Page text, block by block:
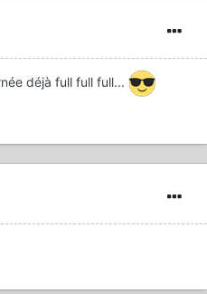
déjà full full full...